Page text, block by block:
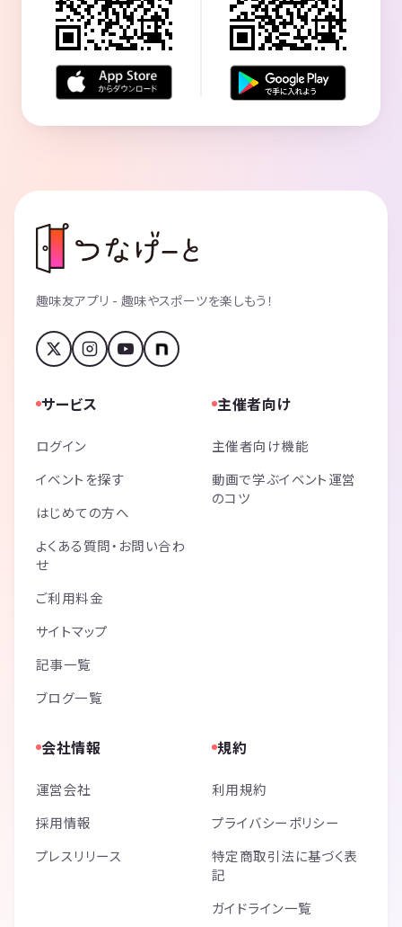
趣味友アプリ - 趣味やスポーツを楽しもう！
サービス
ログイン
イベントを探す
はじめての方へ
よくある質問・お問い合わ
せ
ご利用料金
サイトマップ
記事一覧
ブログ一覧
主催者向け
主催者向け機能
動画で学ぶイベント運営
のコツ
会社情報
運営会社
採用情報
プレスリリース
規約
利用規約
プライバシーポリシー
特定商取引法に基づく表
記
ガイドライン一覧